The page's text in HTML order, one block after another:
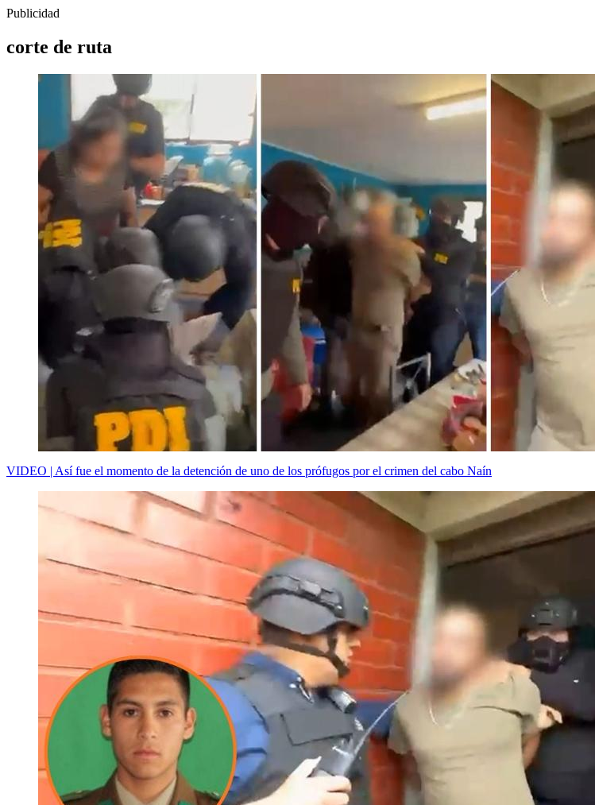
Publicidad
corte de ruta
VIDEO | Así fue el momento de la detención de uno de los prófugos por el crimen del cabo Naín